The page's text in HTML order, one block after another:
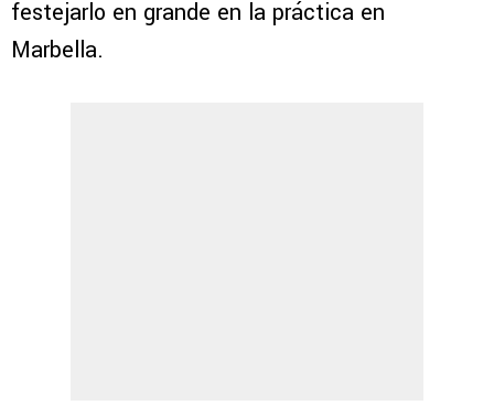
festejarlo en grande en la práctica en
Marbella.